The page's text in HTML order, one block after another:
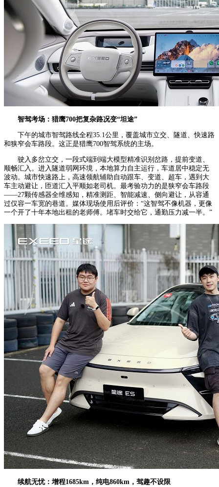
智驾考场：猎鹰700把复杂路况变“坦途”
下午的城市智驾路线全程35.1公里，覆盖城市立交、隧道、快速路
和狭窄会车路段。这正是猎鹰700智驾系统的主场。
驶入多岔立交，一段式端到端大模型精准识别岔路，提前变道、
顺畅汇入。进入隧道弱网环境，本地算力自主运行，车道居中稳定无
波动。城市快速路上，高速领航辅助自动跟车、变道、超车，遇到大
车主动避让，匝道汇入平顺如老司机。最考验功力的是狭窄会车路段
——27颗传感器全维感知，精准测距、智能减速、侧向避让，从容通
过仅容一车宽的巷道。媒体现场使用后评价：“这智驾不像机器，更像
一个开了十年本地出租的老师傅。堵车时交给它，通勤压力减一半。”
续航无忧： 增程1685km，纯电860km，驾趣不设限